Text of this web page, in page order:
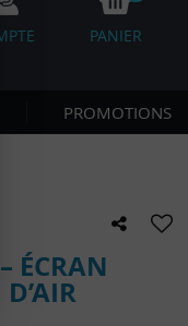
PANIER
PROMOTIONS
ÉCRAN